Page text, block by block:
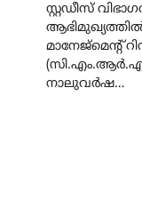
സ്റ്റഡീസ്
ആഭിമുഖ്യത്തിൽ
മാനേജ്മെന്റ്
നാലുവർഷ…